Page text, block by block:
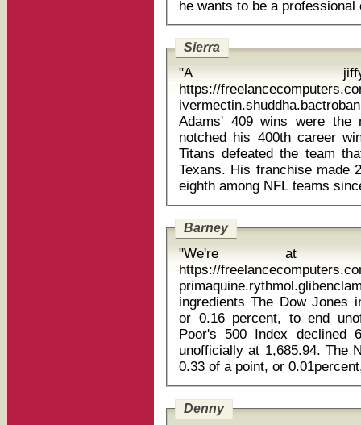
Sierra
"A
https://
Adams' 409 wins were the
notched his 400th career
Titans defeated the team
Texans. His franchise made
Barney
"We're at
https://
ingredients The Dow Jones industrial average slipped 25.50points,
or 0.16 percent, to end
Poor's 500 Index declined
unofficially at 1,685.94. The
Denny